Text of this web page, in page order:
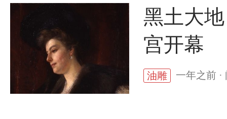
黑土大
宫开幕
油雕 一年之前 ·